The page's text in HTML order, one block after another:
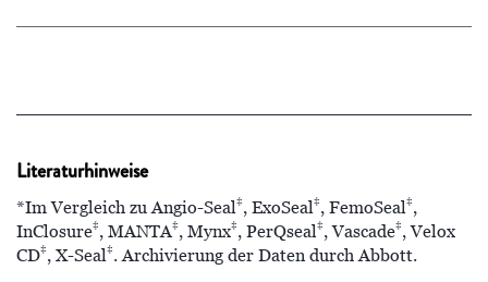
Literaturhinweise
*Im Vergleich zu Angio-Seal‡, ExoSeal‡, FemoSeal‡,
InClosure‡, MANTA‡, Mynx‡, PerQseal‡, Vascade‡, Velox
CD‡, X-Seal‡. Archivierung der Daten durch Abbott.